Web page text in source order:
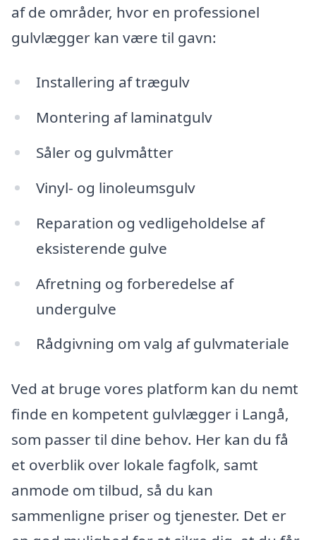
af de områder, hvor en professionel
gulvlægger kan være til gavn:
Installering af trægulv
Montering af laminatgulv
Såler og gulvmåtter
Vinyl- og linoleumsgulv
Reparation og vedligeholdelse af
eksisterende gulve
Afretning og forberedelse af
undergulve
Rådgivning om valg af gulvmateriale
Ved at bruge vores platform kan du nemt
finde en kompetent gulvlægger i Langå,
som passer til dine behov. Her kan du få
et overblik over lokale fagfolk, samt
anmode om tilbud, så du kan
sammenligne priser og tjenester. Det er